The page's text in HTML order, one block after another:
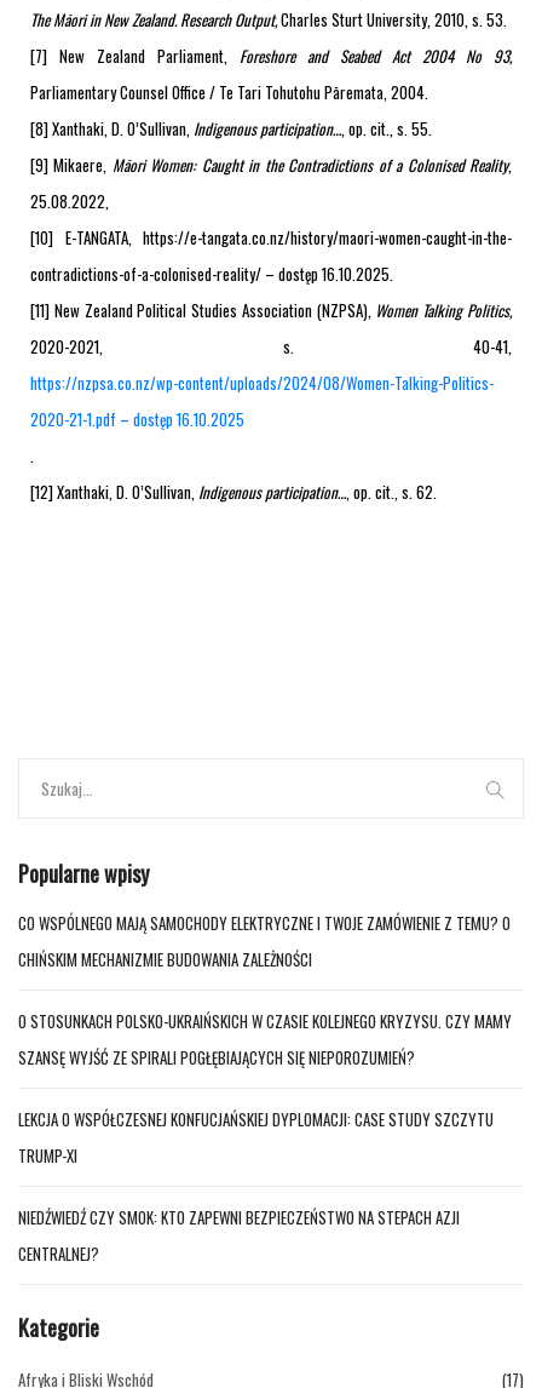
The Māori in New Zealand. Research Output,Charles Sturt University, 2010, s. 53.
[7] New Zealand Parliament, Foreshore and Seabed Act 2004 No 93,
Parliamentary Counsel Office / Te Tari Tohutohu Pāremata, 2004.
[8] Xanthaki, D. O’Sullivan, Indigenous participation… , op. cit., s. 55.
[9] Mikaere, Māori Women: Caught in the Contradictions of a Colonised Reality,
25.08.2022,
[10] E-TANGATA, https://e-tangata.co.nz/history/maori-women-caught-in-the-
contradictions-of-a-colonised-reality/ – dostęp 16.10.2025.
[11] New Zealand Political Studies Association (NZPSA), Women Talking Politics,
2020-2021, s. 40-41,
https://nzpsa.co.nz/wp-content/uploads/2024/08/Women-Talking-Politics-
2020-21-1.pdf – dostęp 16.10.2025
[12] Xanthaki, D. O’Sullivan, Indigenous participation… , op. cit., s. 62.
Popularne wpisy
CO WSPÓLNEGO MAJĄ SAMOCHODY ELEKTRYCZNE I TWOJE ZAMÓWIENIE Z TEMU? O
CHIŃSKIM MECHANIZMIE BUDOWANIA ZALEŻNOŚCI
O STOSUNKACH POLSKO-UKRAIŃSKICH W CZASIE KOLEJNEGO KRYZYSU. CZY MAMY
SZANSĘ WYJŚĆ ZE SPIRALI POGŁĘBIAJĄCYCH SIĘ NIEPOROZUMIEŃ?
LEKCJA O WSPÓŁCZESNEJ KONFUCJAŃSKIEJ DYPLOMACJI: CASE STUDY SZCZYTU
TRUMP-XI
NIEDŹWIEDŹ CZY SMOK: KTO ZAPEWNI BEZPIECZEŃSTWO NA STEPACH AZJI
CENTRALNEJ?
Kategorie
Afryka i Bliski Wschód (17)